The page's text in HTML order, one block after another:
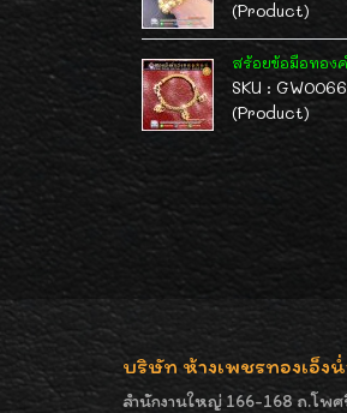
(Product)
สร้อยข้อมือทอง
SKU :
(Product)
บริษัท ห้างเพชรทองเอ็งน่
สำนักงานใหญ่ 166-168 ถ.โพ